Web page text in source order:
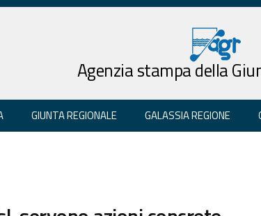
Agenzia stampa della
GIUNTA REGIONALE GALASSIA REGIONE